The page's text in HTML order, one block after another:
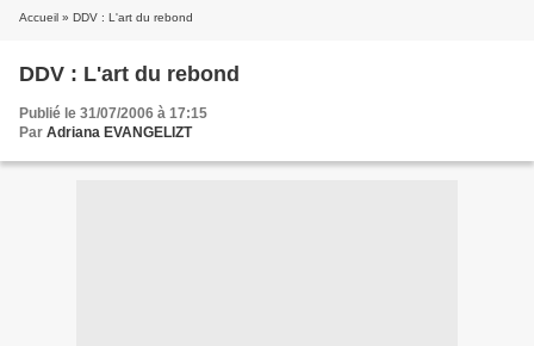
Accueil » DDV : L'art du rebond
DDV : L'art du rebond
Publié le 31/07/2006 à 17:15
Par Adriana EVANGELIZT